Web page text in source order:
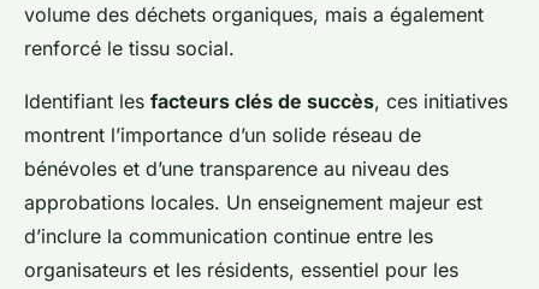
volume des déchets organiques, mais a également
renforcé le tissu social.
Identifiant les facteurs clés de succès, ces initiatives
montrent l’importance d’un solide réseau de
bénévoles et d’une transparence au niveau des
approbations locales. Un enseignement majeur est
d’inclure la communication continue entre les
organisateurs et les résidents, essentiel pour les